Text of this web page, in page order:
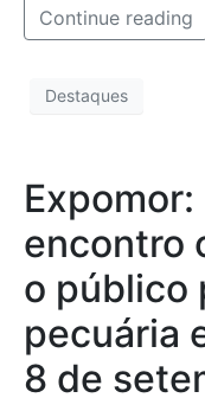
Continue reading
Destaques
encontro
o público
pecuária
8 de